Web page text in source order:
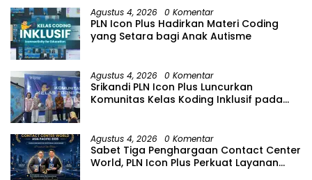
Agustus 4, 2026 0 Komentar
PLN Icon Plus Hadirkan Materi Coding
yang Setara bagi Anak Autisme
Agustus 4, 2026 0 Komentar
Srikandi PLN Icon Plus Luncurkan
Komunitas Kelas Koding Inklusif pada
Agustus 4, 2026 0 Komentar
Sabet Tiga Penghargaan Contact Center
World, PLN Icon Plus Perkuat Layanan